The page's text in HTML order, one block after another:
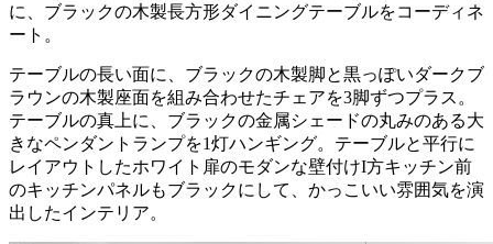
に、ブラックの木製長方形ダイニングテーブルをコーディネ
ート。
テーブルの長い面に、ブラックの木製脚と黒っぽいダークブ
ラウンの木製座面を組み合わせたチェアを3脚ずつプラス。
テーブルの真上に、ブラックの金属シェードの丸みのある大
きなペンダントランプを1灯ハンギング。テーブルと平行に
レイアウトしたホワイト扉のモダンな壁付けI方キッチン前
のキッチンパネルもブラックにして、かっこいい雰囲気を演
出したインテリア。